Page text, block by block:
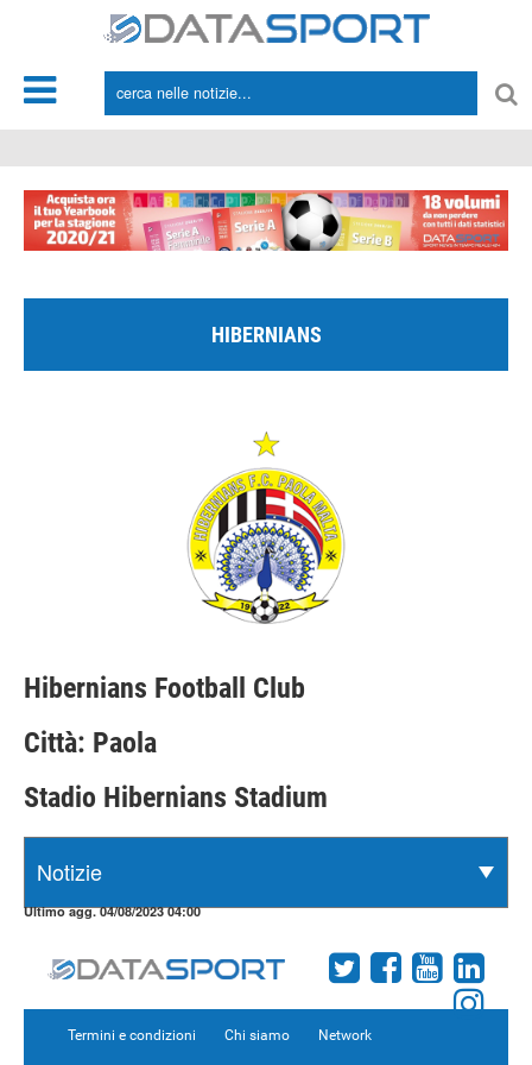
HIBERNIANS
Hibernians Football Club
Città: Paola
Stadio Hibernians Stadium
Ultimo agg. 04/08/2023 04:00
Termini e condizioni Chi siamo Network